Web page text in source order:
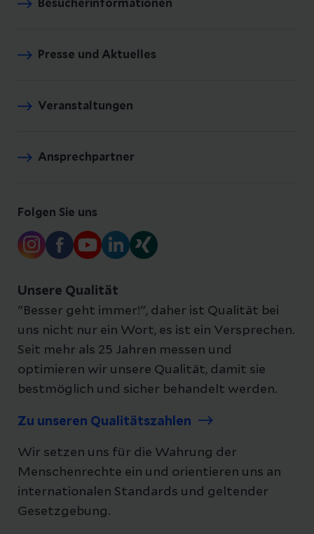
Besucherinformationen
Presse und Aktuelles
Veranstaltungen
Ansprechpartner
Folgen Sie uns
Unsere Qualität
"Besser geht immer!", daher ist Qualität bei
uns nicht nur ein Wort, es ist ein Versprechen.
Seit mehr als 25 Jahren messen und
optimieren wir unsere Qualität, damit sie
bestmöglich und sicher behandelt werden.
Zu unseren Qualitätszahlen
Wir setzen uns für die Wahrung der
Menschenrechte ein und orientieren uns an
internationalen Standards und geltender
Gesetzgebung.